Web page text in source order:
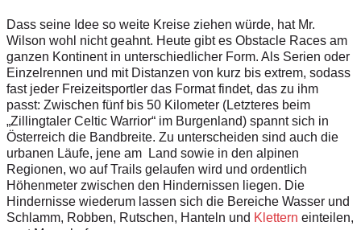
Dass seine Idee so weite Kreise ziehen würde, hat Mr.
Wilson wohl nicht geahnt. Heute gibt es Obstacle Races am
ganzen Kontinent in unterschiedlicher Form. Als Serien oder
Einzelrennen und mit Distanzen von kurz bis extrem, sodass
fast jeder Freizeitsportler das Format findet, das zu ihm
passt: Zwischen fünf bis 50 Kilometer (Letzteres beim
„Zillingtaler Celtic Warrior“ im Burgenland) spannt sich in
Österreich die Bandbreite. Zu unterscheiden sind auch die
urbanen Läufe, jene am Land sowie in den alpinen
Regionen, wo auf Trails gelaufen wird und ordentlich
Höhenmeter zwischen den Hindernissen liegen. Die
Hindernisse wiederum lassen sich die Bereiche Wasser und
Schlamm, Robben, Rutschen, Hanteln und Klettern einteilen,